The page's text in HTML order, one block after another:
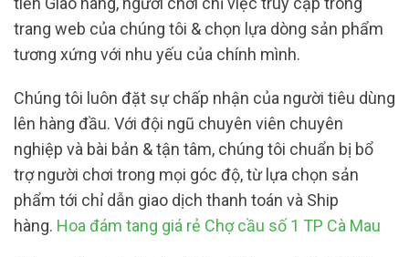
trang web của chúng tôi & chọn lựa dòng sản phẩm
tương xứng với nhu yếu của chính mình.
Chúng tôi luôn đặt sự chấp nhận của người tiêu dùng
lên hàng đầu. Với đội ngũ chuyên viên chuyên
nghiệp và bài bản & tận tâm, chúng tôi chuẩn bị bổ
trợ người chơi trong mọi góc độ, từ lựa chọn sản
phẩm tới chỉ dẫn giao dịch thanh toán và Ship
hàng. Hoa đám tang giá rẻ Chợ cầu số 1 TP Cà Mau